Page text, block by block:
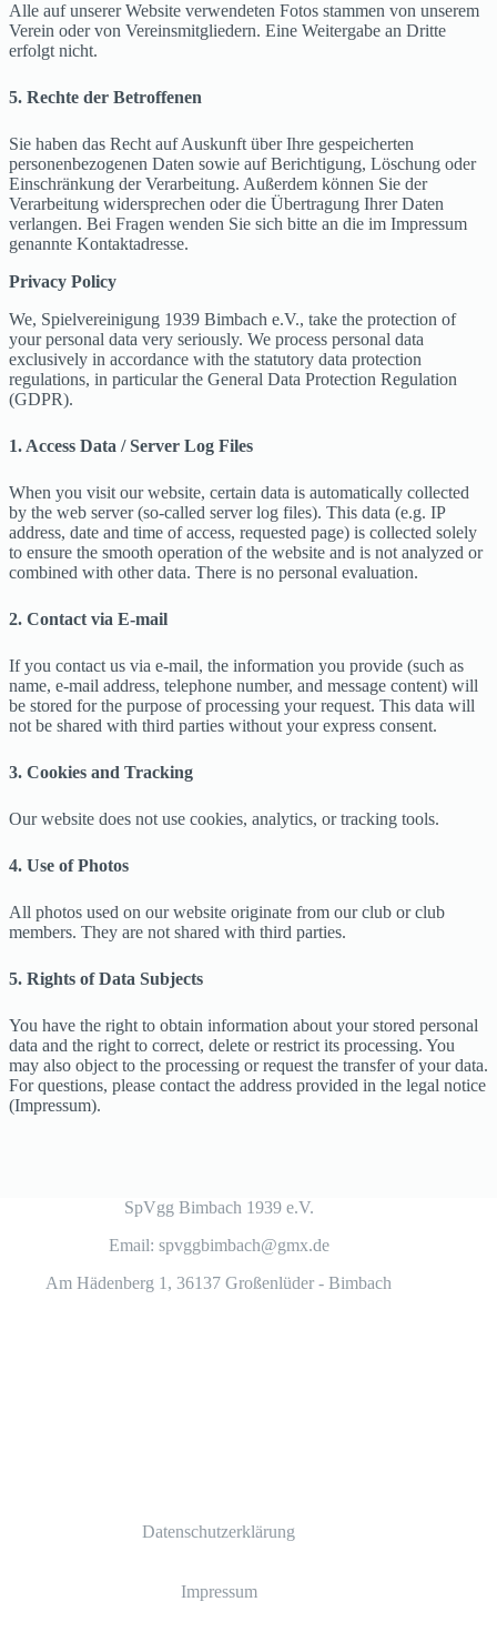
Alle auf unserer Website verwendeten Fotos stammen von unserem
Verein oder von Vereinsmitgliedern. Eine Weitergabe an Dritte
erfolgt nicht.
5. Rechte der Betroffenen
Sie haben das Recht auf Auskunft über Ihre gespeicherten
personenbezogenen Daten sowie auf Berichtigung, Löschung oder
Einschränkung der Verarbeitung. Außerdem können Sie der
Verarbeitung widersprechen oder die Übertragung Ihrer Daten
verlangen. Bei Fragen wenden Sie sich bitte an die im Impressum
genannte Kontaktadresse.
Privacy Policy
We, Spielvereinigung 1939 Bimbach e.V., take the protection of
your personal data very seriously. We process personal data
exclusively in accordance with the statutory data protection
regulations, in particular the General Data Protection Regulation
(GDPR).
1. Access Data / Server Log Files
When you visit our website, certain data is automatically collected
by the web server (so-called server log files). This data (e.g. IP
address, date and time of access, requested page) is collected solely
to ensure the smooth operation of the website and is not analyzed or
combined with other data. There is no personal evaluation.
2. Contact via E-mail
If you contact us via e-mail, the information you provide (such as
name, e-mail address, telephone number, and message content) will
be stored for the purpose of processing your request. This data will
not be shared with third parties without your express consent.
3. Cookies and Tracking
Our website does not use cookies, analytics, or tracking tools.
4. Use of Photos
All photos used on our website originate from our club or club
members. They are not shared with third parties.
5. Rights of Data Subjects
You have the right to obtain information about your stored personal
data and the right to correct, delete or restrict its processing. You
may also object to the processing or request the transfer of your data.
For questions, please contact the address provided in the legal notice
(Impressum).
SpVgg Bimbach 1939 e.V.
Email: spvggbimbach@gmx.de
Am Hädenberg 1, 36137 Großenlüder - Bimbach
Datenschutzerklärung
Impressum